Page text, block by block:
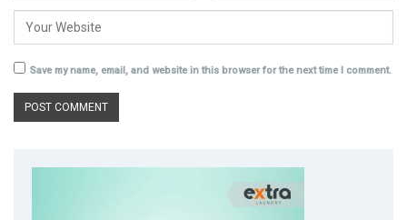
Save my name, email, and website in this browser for the next time I comment.